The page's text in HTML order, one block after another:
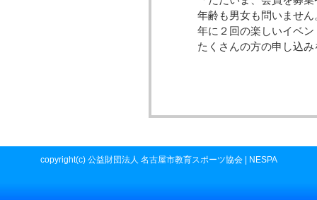
年齢も男女も問いません
年に２回の楽しいイベン
たくさんの方の申し込み
copyright(c) 公益財団法人 名古屋市教育スポーツ協会 | NESPA